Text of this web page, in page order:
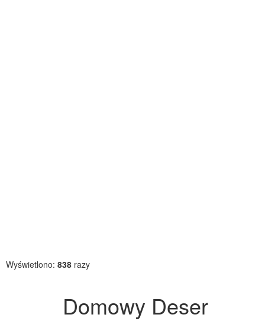
Wyświetlono: 838 razy
Domowy Deser